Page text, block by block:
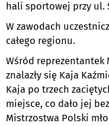
hali sportowej przy ul.
W zawodach
całego regionu.
Wśród reprezentantek
znalazły się Kaja
Kaja po trzech
miejsce, co dało jej
Mistrzostwa Polski